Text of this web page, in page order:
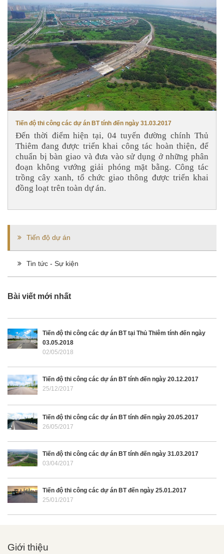
Tiến độ thi công các dự án BT tính đến ngày 31.03.2017
Đến thời điểm hiện tại, 04 tuyến đường chính Thủ
Thiêm đang được triển khai công tác hoàn thiện, để
chuẩn bị bàn giao và đưa vào sử dụng ở những phân
đoạn không vướng giải phóng mặt bằng. Công tác
trồng cây xanh, tổ chức giao thông được triển khai
đồng loạt trên toàn dự án.
Tiến độ dự án
Tin tức - Sự kiện
Bài viết mới nhất
Tiến độ thi công các dự án BT tại Thủ Thiêm tính đến ngày
03.05.2018
02/05/2018
Tiến độ thi công các dự án BT tính đến ngày 20.12.2017
25/12/2017
Tiến độ thi công các dự án BT tính đến ngày 20.05.2017
26/05/2017
Tiến độ thi công các dự án BT tính đến ngày 31.03.2017
03/04/2017
Tiến độ thi công các dự án BT đến ngày 25.01.2017
25/01/2017
Giới thiệu